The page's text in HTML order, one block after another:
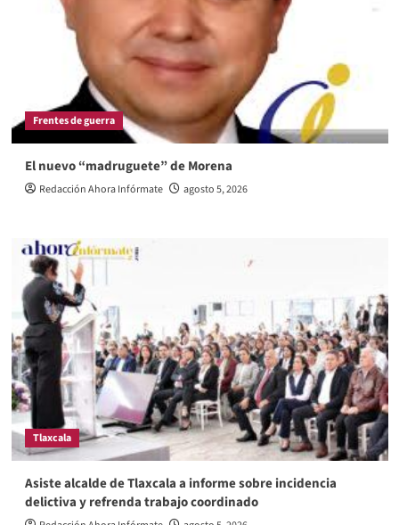
Frentes de guerra
El nuevo “madruguete” de Morena
Redacción Ahora Infórmate agosto 5, 2026
Tlaxcala
Asiste alcalde de Tlaxcala a informe sobre incidencia
delictiva y refrenda trabajo coordinado